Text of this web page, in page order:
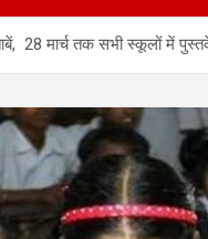
28 मार्च तक सभी स्कूलों में